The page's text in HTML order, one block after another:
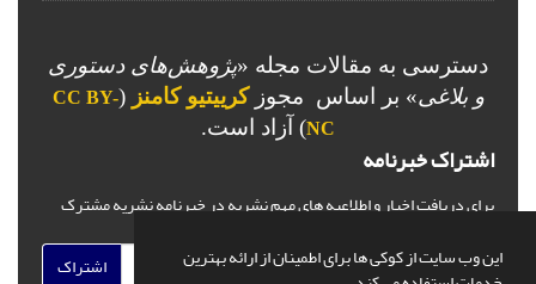
این وب سایت از کوکی ها برای اطمینان از ارائه بهترین
دسترسی به مقالات مجله «پژوهش‌های دستوری
و بلاغی» بر اساس مجوزکرییتیو کامنز (
CC BY-
NC) آزاد است.
اشتراک خبرنامه
برای دریافت اخبار و اطلاعیه های مهم نشریه در خبرنامه نشریه مشترک
اشتراک